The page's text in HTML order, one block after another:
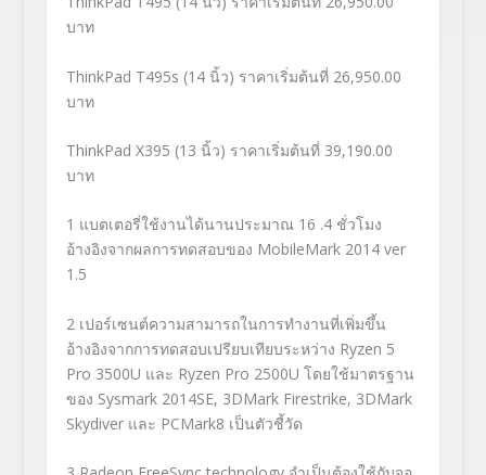
บาท
ThinkPad T495s (14 นิ้ว) ราคาเริ่มต้นที่ 26,950.00
บาท
ThinkPad X395 (13 นิ้ว) ราคาเริ่มต้นที่ 39,190.00
บาท
1 แบตเตอรี่ใช้งานได้นานประมาณ 16 .4 ชั่วโมง
อ้างอิงจากผลการทดสอบของ MobileMark 2014 ver
1.5
2 เปอร์เซนต์ความสามารถในการทำงานที่เพิ่มขึ้น
อ้างอิงจากการทดสอบเปรียบเทียบระหว่าง Ryzen 5
Pro 3500U และ Ryzen Pro 2500U โดยใช้มาตรฐาน
ของ Sysmark 2014SE, 3DMark Firestrike, 3DMark
Skydiver และ PCMark8 เป็นตัวชี้วัด